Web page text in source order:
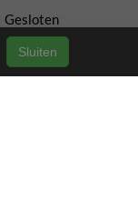
Gesloten
Sluiten